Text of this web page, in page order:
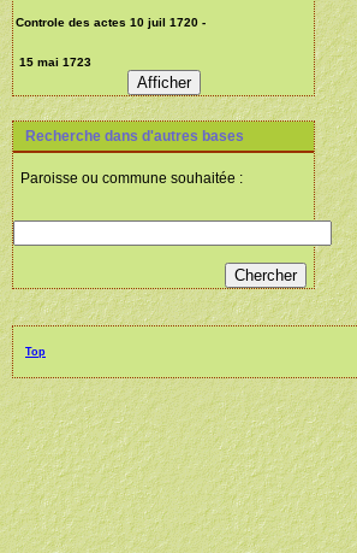
Recherche dans d'autres bases
Paroisse ou commune souhaitée :
Top